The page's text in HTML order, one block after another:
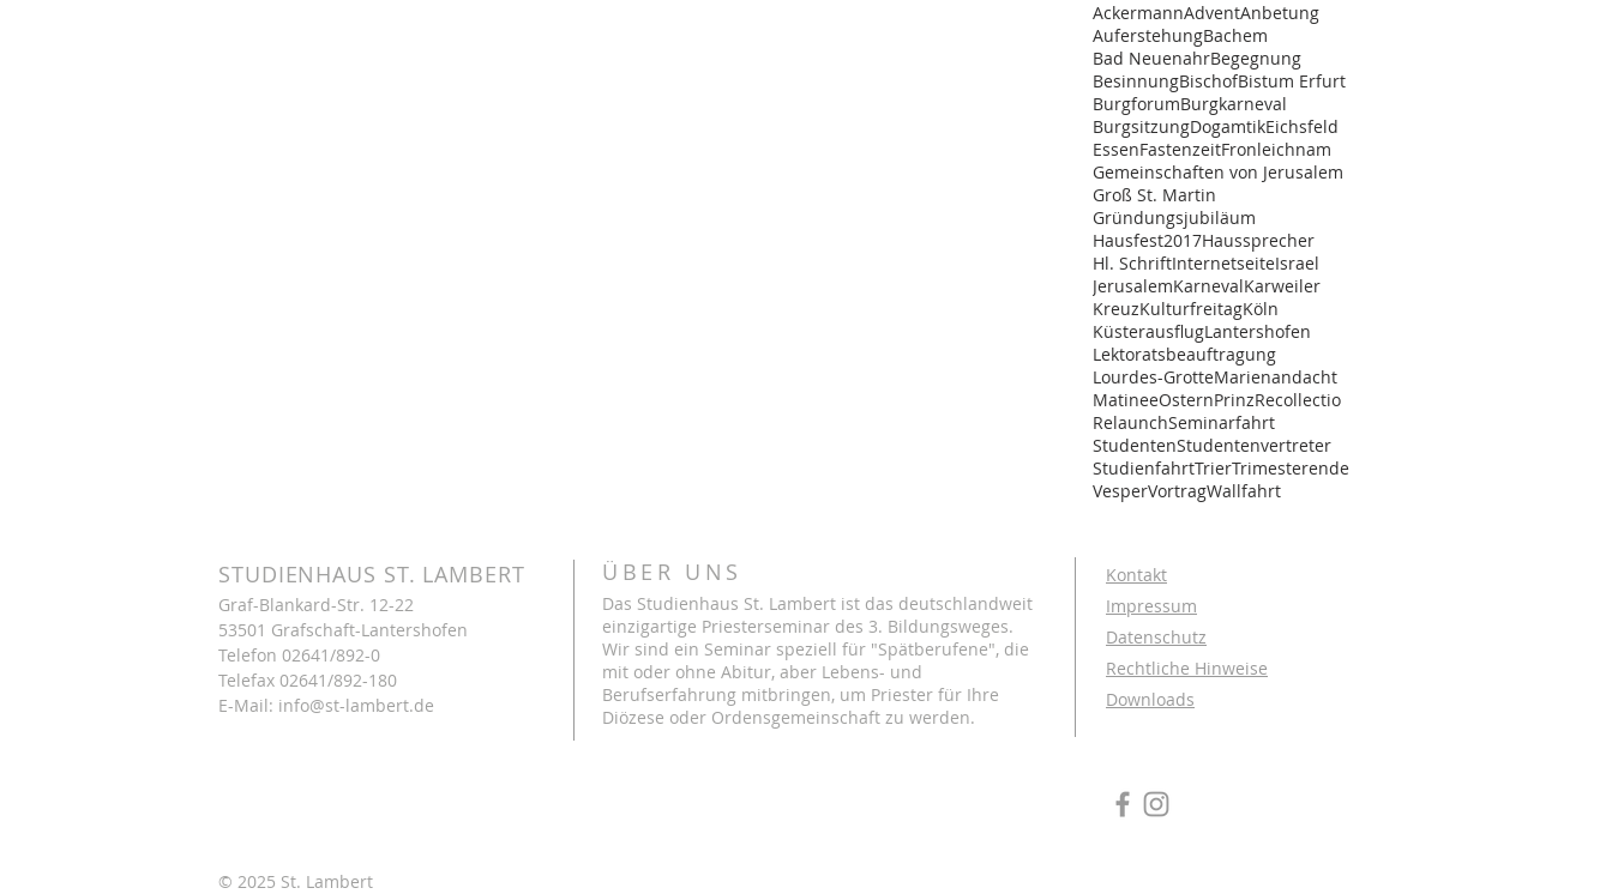
AckermannAdventAnbetung
AuferstehungBachem
Bad NeuenahrBegegnung
BesinnungBischofBistum Erfurt
BurgforumBurgkarneval
BurgsitzungDogamtikEichsfeld
EssenFastenzeitFronleichnam
Gemeinschaften von Jerusalem
Groß St. Martin
Gründungsjubiläum
Hausfest2017Haussprecher
Hl. SchriftInternetseiteIsrael
JerusalemKarnevalKarweiler
KreuzKulturfreitagKöln
KüsterausflugLantershofen
Lektoratsbeauftragung
Lourdes-GrotteMarienandacht
MatineeOsternPrinzRecollectio
RelaunchSeminarfahrt
StudentenStudentenvertreter
StudienfahrtTrierTrimesterende
VesperVortragWallfahrt
STUDIENHAUS ST. LAMBERT
Graf-Blankard-Str. 12-22
53501 Grafschaft-Lantershofen
Telefon 02641/892-0
Telefax 02641/892-180
E-Mail: info@st-lambert.de
ÜBER UNS
Das Studienhaus St. Lambert ist das deutschlandweit
einzigartige Priesterseminar des 3. Bildungsweges.
Wir sind ein Seminar speziell für "Spätberufene", die
mit oder ohne Abitur, aber Lebens- und
Berufserfahrung mitbringen, um Priester für Ihre
Diözese oder Ordensgemeinschaft zu werden.
Kontakt
Impressum
Datenschutz
Rechtliche Hinweise
Downloads
© 2025 St. Lambert